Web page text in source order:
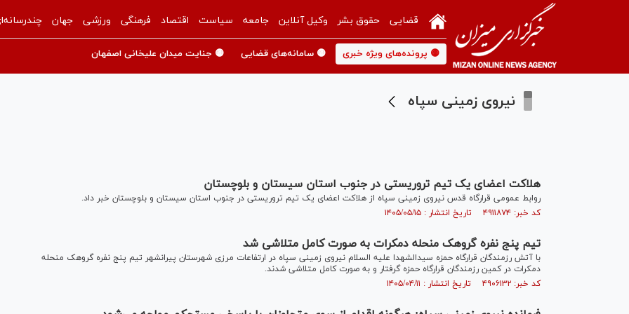
قضایی حقوق بشر وکیل آنلاین جامعه سیاست اقتصاد فرهنگی ورزشی جهان
🟡 پرونده‌های ویژه خبری 🟡 سامانه‌های قضایی 🟡 جنایت میدان علیخانی اصفهان
نیروی زمینی سپاه
هلاکت اعضای یک تیم تروریستی در جنوب استان سیستان و بلوچستان
روابط عمومی قرارگاه قدس نیروی زمینی سپاه از هلاکت اعضای یک تیم تروریستی در جنوب استان سیستان و بلوچستان خبر داد.
کد خبر: ۴۹۱۱۸۷۴ تاریخ انتشار : ۱۴۰۵/۰۵/۱۵
تیم پنج نفره گروهک منحله دمکرات به صورت کامل متلاشی شد
با آتش رزمندگان قرارگاه حمزه سیدالشهدا علیه السلام نیروی زمینی سپاه در ارتفاعات مرزی شهرستان پیرانشهر تیم پنج نفره گروهک منحله
دمکرات در کمین رزمندگان قرارگاه حمزه گرفتار و به صورت کامل متلاشی شدند.
کد خبر: ۴۹۰۶۱۳۲ تاریخ انتشار : ۱۴۰۵/۰۴/۱۱